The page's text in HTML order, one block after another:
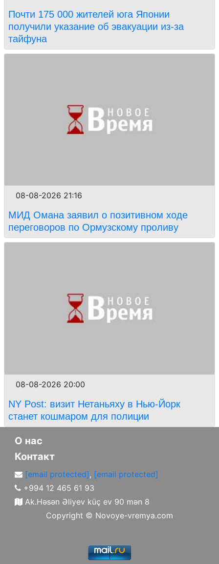
Почти 175 000 жителей юга Японии
получили указание об эвакуации из-за
тайфуна
08-08-2026 21:16
МИД Омана заявил о позитивном ходе
переговоров по Ормузскому проливу
08-08-2026 20:00
NY Post: визит Нетаньяху в Нью-Йорк
станет кошмаром для полиции
О нас
Контакт
[email protected], [email protected]
+994 12 465 61 93
Ak.Həsən Əliyev küç ev 90 mən 8
Copyright © Novoye-vremya.com